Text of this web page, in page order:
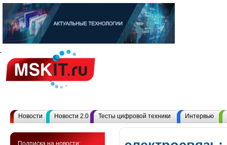
Новости Новости 2.0 Тесты цифровой техники Интервью
Подписка на новости: